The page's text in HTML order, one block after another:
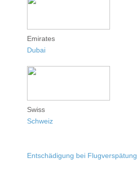
Emirates
Dubai
Swiss
Schweiz
Entschädigung bei Flugverspätung